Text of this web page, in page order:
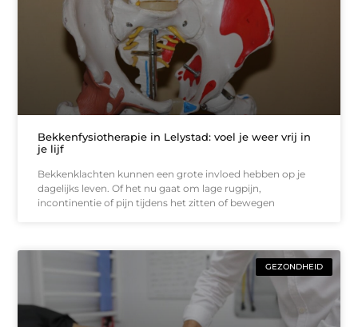
Bekkenfysiotherapie in Lelystad: voel je weer vrij in
je lijf
Bekkenklachten kunnen een grote invloed hebben op je
dagelijks leven. Of het nu gaat om lage rugpijn,
incontinentie of pijn tijdens het zitten of bewegen
GEZONDHEID